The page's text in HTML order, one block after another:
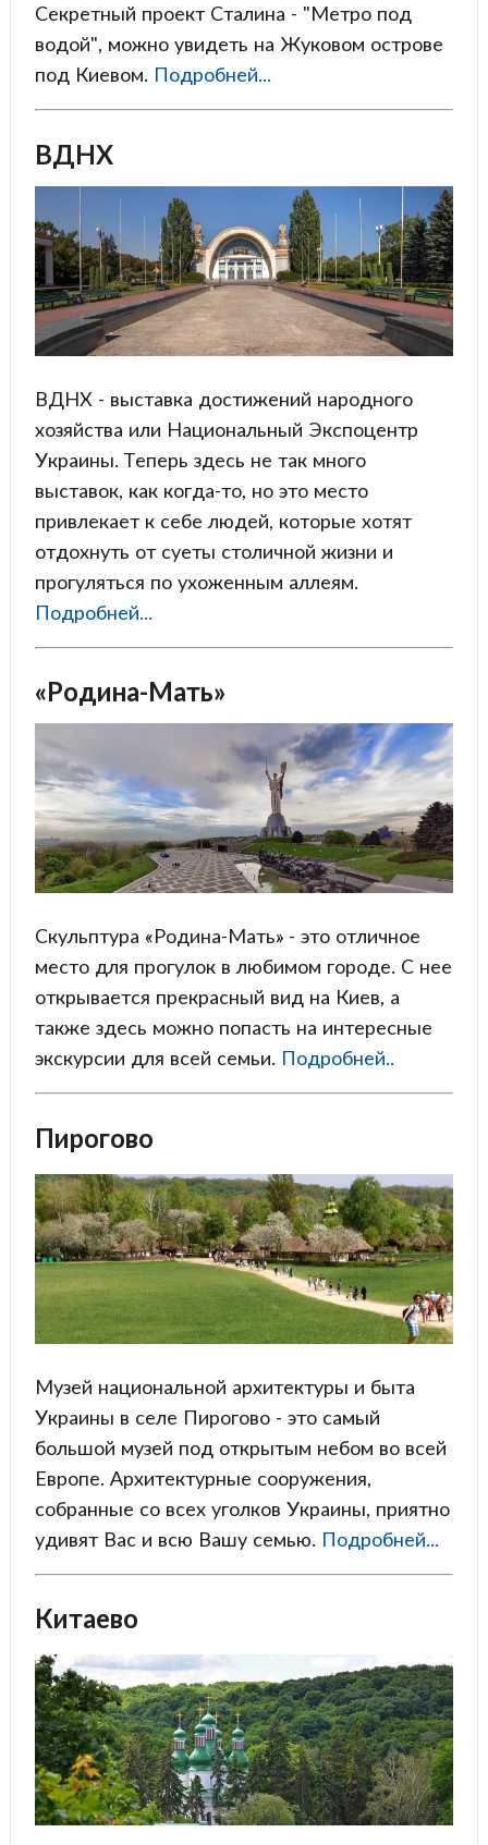
Секретный проект Сталина - "Метро под
водой", можно увидеть на Жуковом острове
под Киевом. Подробней...
ВДНХ
ВДНХ - выставка достижений народного
хозяйства или Национальный Экспоцентр
Украины. Теперь здесь не так много
выставок, как когда-то, но это место
привлекает к себе людей, которые хотят
отдохнуть от суеты столичной жизни и
прогуляться по ухоженным аллеям.
Подробней...
«Родина-Мать»
Скульптура «Родина-Мать» - это отличное
место для прогулок в любимом городе. С нее
открывается прекрасный вид на Киев, а
также здесь можно попасть на интересные
экскурсии для всей семьи. Подробней..
Пирогово
Музей национальной архитектуры и быта
Украины в селе Пирогово - это самый
большой музей под открытым небом во всей
Европе. Архитектурные сооружения,
собранные со всех уголков Украины, приятно
удивят Вас и всю Вашу семью. Подробней...
Китаево